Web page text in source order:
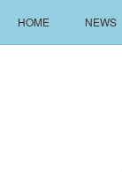
HOME NEWS